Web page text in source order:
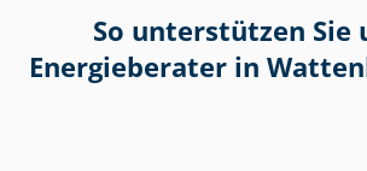
So unterstützen Sie
Energieberater in